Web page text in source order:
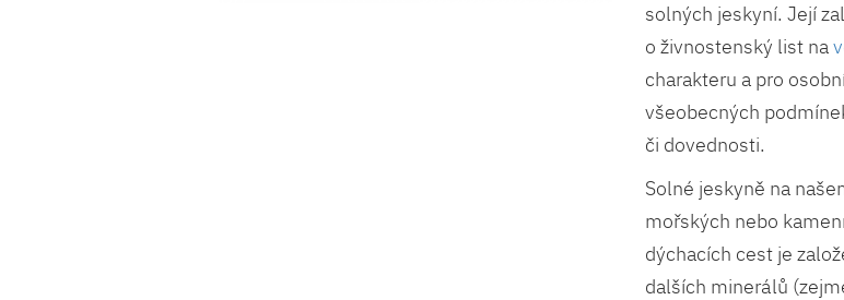
solných jeskyní. Její
o živnostenský list na
charakteru a pro
všeobecných
či dovednosti.
Solné jeskyně na
mořských nebo
dýchacích cest je
dalších minerálů